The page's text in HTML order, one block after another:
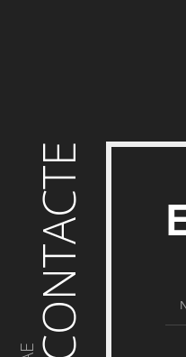
CONTACTE